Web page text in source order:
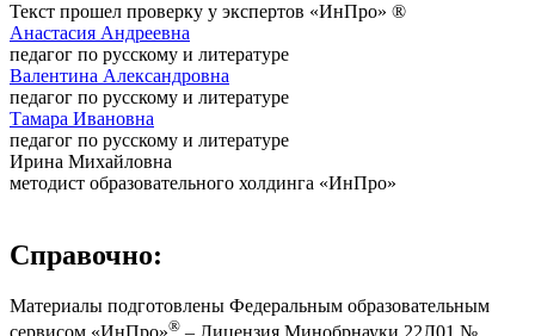
Текст прошел проверку у экспертов «ИнПро» ®
Анастасия Андреевна
педагог по русскому и литературе
Валентина Александровна
педагог по русскому и литературе
Тамара Ивановна
педагог по русскому и литературе
Ирина Михайловна
методист образовательного холдинга «ИнПро»
Справочно:
Материалы подготовлены Федеральным образовательным
®